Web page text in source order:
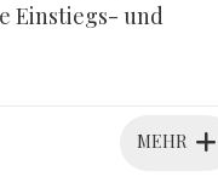
Einstiegs- und
MEHR